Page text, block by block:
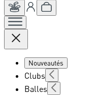
Nouveautés
Clubs
Balles